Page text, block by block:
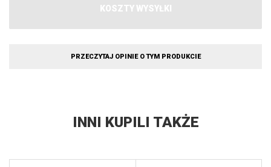
KOSZTY WYSYŁKI
PRZECZYTAJ OPINIE O TYM PRODUKCIE
INNI KUPILI TAKŻE